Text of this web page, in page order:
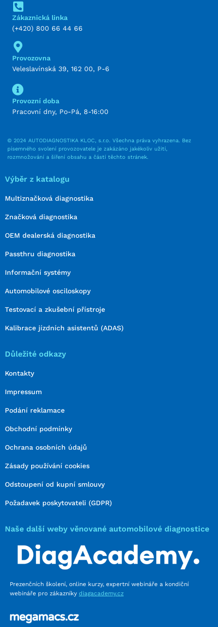
Zákaznická linka
(+420) 800 66 44 66
Provozovna
Veleslavínská 39, 162 00, P-6
Provozní doba
Pracovní dny, Po-Pá, 8-16:00
© 2024 AUTODIAGNOSTIKA KLOC, s.r.o. Všechna práva vyhrazena. Bez
písemného svolení provozovatele je zakázáno jakékoliv užití,
rozmnožování a šíření obsahu a částí těchto stránek.
Výběr z katalogu
Multiznačková diagnostika
Značková diagnostika
OEM dealerská diagnostika
Passthru diagnostika
Informační systémy
Automobilové osciloskopy
Testovací a zkušební přístroje
Kalibrace jízdních asistentů (ADAS)
Důležité odkazy
Kontakty
Impressum
Podání reklamace
Obchodní podmínky
Ochrana osobních údajů
Zásady používání cookies
Odstoupení od kupní smlouvy
Požadavek poskytovateli (GDPR)
Naše další weby věnované automobilové diagnostice
Prezenčních školení, online kurzy, expertní webináře a kondiční
webináře pro zákazníky diagacademy.cz